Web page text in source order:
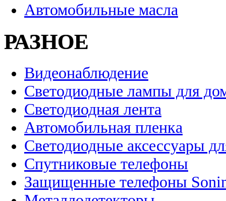
Автомобильные масла
РАЗНОЕ
Видеонаблюдение
Светодиодные лампы для
Светодиодная лента
Автомобильная пленка
Светодиодные аксессуары
Спутниковые телефоны
Защищенные телефоны